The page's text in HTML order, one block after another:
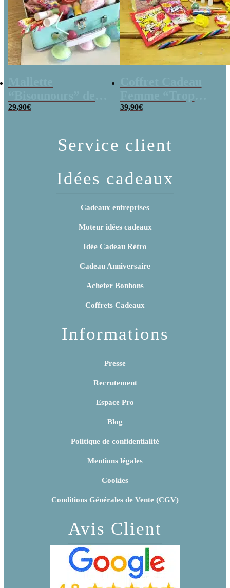
années 80 remplie
29,90€
Mignon”
39,90€
Service client
Idées cadeaux
Cadeaux entreprises
Moteur idées cadeaux
Idée Cadeau Rétro
Cadeau Anniversaire
Acheter Bonbons
Coffrets Cadeaux
Informations
Presse
Recrutement
Espace Pro
Blog
Politique de confidentialité
Mentions légales
Cookies
Conditions Générales de Vente (CGV)
Avis Client